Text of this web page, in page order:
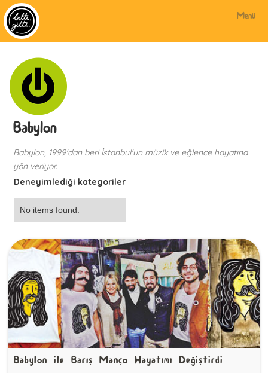
Menü
Babylon
Babylon, 1999'dan beri İstanbul'un müzik ve eğlence hayatına
yön veriyor.
Deneyimlediği kategoriler
No items found.
Babylon ile Barış Manço Hayatımı Değiştirdi